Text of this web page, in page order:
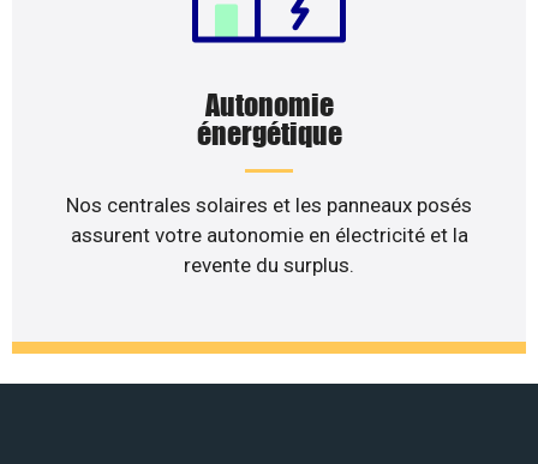
Autonomie
énergétique
Nos centrales solaires et les panneaux posés
assurent votre autonomie en électricité et la
revente du surplus.